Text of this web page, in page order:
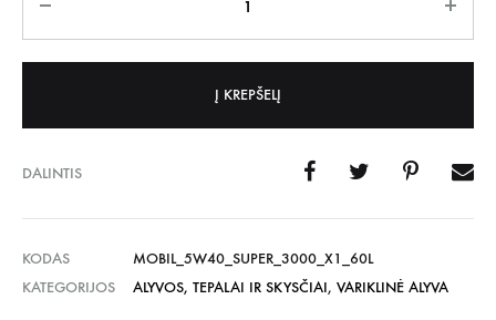
Į KREPŠELĮ
DALINTIS
KODAS
MOBIL_5W40_SUPER_3000_X1_60L
KATEGORIJOS
ALYVOS, TEPALAI IR SKYSČIAI, VARIKLINĖ ALYVA